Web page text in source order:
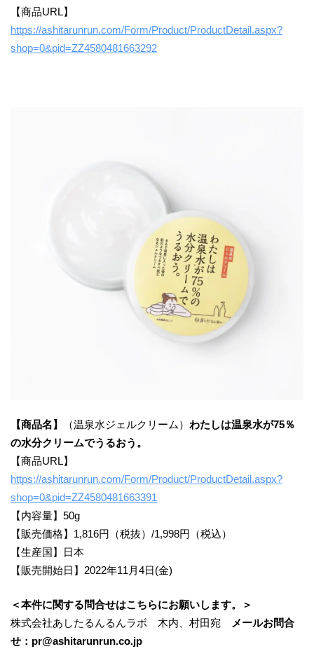
【商品URL】
https://ashitarunrun.com/Form/Product/ProductDetail.aspx?
shop=0&pid=ZZ4580481663292
【商品名】 （温泉水ジェルクリーム） わたしは温泉水が75％
の水分クリームでうるおう。
【商品URL】
https://ashitarunrun.com/Form/Product/ProductDetail.aspx?
shop=0&pid=ZZ4580481663391
【内容量】50g
【販売価格】1,816円（税抜）/1,998円（税込）
【生産国】日本
【販売開始日】2022年11月4日(金)
＜本件に関する問合せはこちらにお願いします。＞
株式会社あしたるんるんラボ 木内、村田宛
メールお問合
せ：pr@ashitarunrun.co.jp